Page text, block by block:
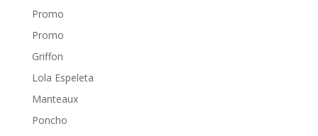
Promo
Promo
Griffon
Lola Espeleta
Manteaux
Poncho